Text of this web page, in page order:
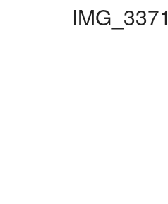
IMG_3371